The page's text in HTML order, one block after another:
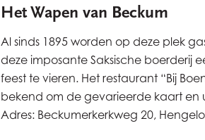
Het Wapen van Beckum
Al sinds 1895 worden op deze plek
deze imposante Saksische boerderij
feest te vieren. Het restaurant “Bij
bekend om de gevarieerde kaart en
Adres: Beckumerkerkweg 20,